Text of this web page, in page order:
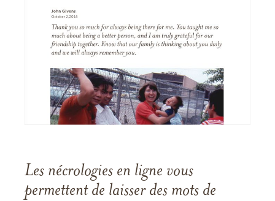
Les nécrologies en ligne vous
permettent de laisser des mots de